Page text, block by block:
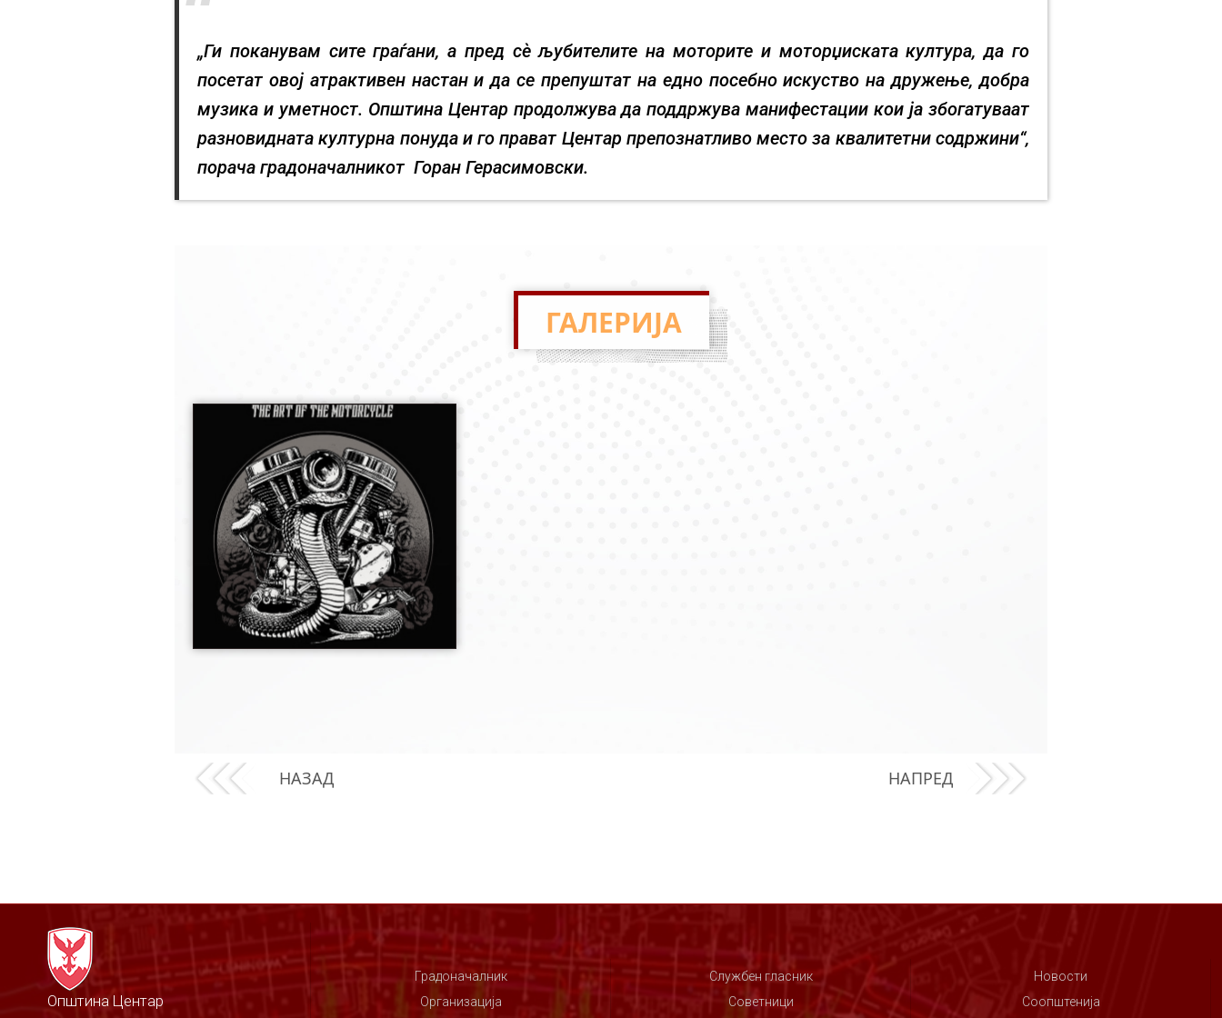
„Ги поканувам сите граѓани, а пред сè љубителите на моторите и моторџиската култура, да го
посетат овој атрактивен настан и да се препуштат на едно посебно искуство на дружење, добра
музика и уметност. Општина Центар продолжува да поддржува манифестации кои ја збогатуваат
разновидната културна понуда и го прават Центар препознатливо место за квалитетни содржини“,
порача градоначалникот Горан Герасимовски.
ГАЛЕРИЈА
НАЗАД НАПРЕД
Општина Центар
Градоначалник
Организација
Службен гласник
Советници
Новости
Соопштенија